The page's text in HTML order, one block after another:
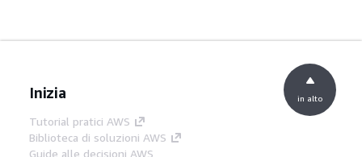
Inizia
Tutorial pratici AWS
Biblioteca di soluzioni AWS
Guide alle decisioni AWS
in alto